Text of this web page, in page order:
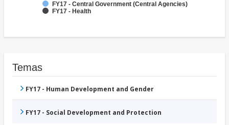
FY17 - Central Government (Central Agencies)
FY17 - Health
Temas
FY17 - Human Development and Gender
FY17 - Social Development and Protection